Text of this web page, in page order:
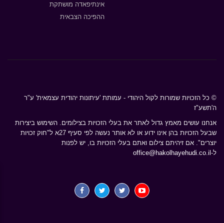
אינתיפאדה מושתקת
ההפיכה הצבאית
© כל הזכויות שמורות לקול היהודי - עמותת 'עיתונות יהודית עצמאית' ע"ר
ה'תשע"ז
אנחנו עושים מאמץ גדול לאתר את בעלי הזכויות בצילומים. השימוש ביצירות
שבעל הזכויות בהן אינו ידוע או לא אותר נעשה לפי סעיף 27א ל"חוק זכויות
יוצרים". אם זיהיתם צילום ואתם בעלי הזכויות בו, יש לפנות
ל- office@hakolhayehudi.co.il